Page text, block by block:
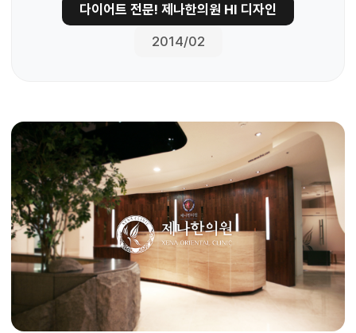
다이어트 전문! 제나한의원 HI 디자인
2014/02